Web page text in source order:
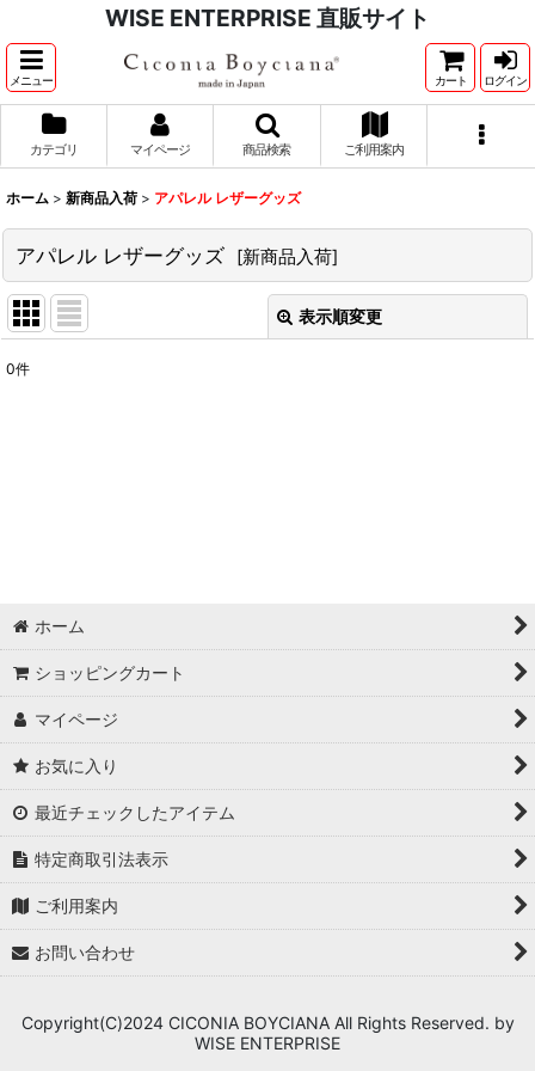
WISE ENTERPRISE 直販サイト
メニュー カート ログイン
カテゴリ マイページ 商品検索 ご利用案内
ホーム > 新商品入荷 > アパレル レザーグッズ
アパレル レザーグッズ [新商品入荷]
表示順変更
0件
ホーム
ショッピングカート
マイページ
お気に入り
最近チェックしたアイテム
特定商取引法表示
ご利用案内
お問い合わせ
Copyright(C)2024 CICONIA BOYCIANA All Rights Reserved. by
WISE ENTERPRISE